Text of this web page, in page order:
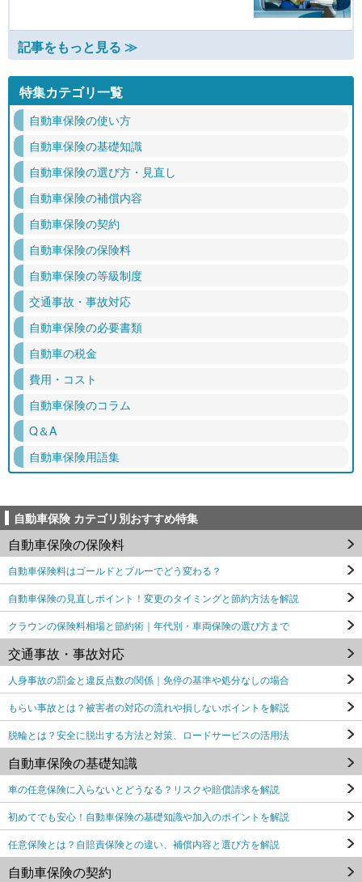
記事をもっと見る ≫
特集カテゴリ一覧
自動車保険の使い方
自動車保険の基礎知識
自動車保険の選び方・見直し
自動車保険の補償内容
自動車保険の契約
自動車保険の保険料
自動車保険の等級制度
交通事故・事故対応
自動車保険の必要書類
自動車の税金
費用・コスト
自動車保険のコラム
Q＆A
自動車保険用語集
自動車保険 カテゴリ別おすすめ特集
自動車保険の保険料
自動車保険料はゴールドとブルーでどう変わる？
自動車保険の見直しポイント！変更のタイミングと節約方法を解説
クラウンの保険料相場と節約術｜年代別・車両保険の選び方まで
交通事故・事故対応
人身事故の罰金と違反点数の関係｜免停の基準や処分なしの場合
もらい事故とは？被害者の対応の流れや損しないポイントを解説
脱輪とは？安全に脱出する方法と対策、ロードサービスの活用法
自動車保険の基礎知識
車の任意保険に入らないとどうなる？リスクや賠償請求を解説
初めてでも安心！自動車保険の基礎知識や加入のポイントを解説
任意保険とは？自賠責保険との違い、補償内容と選び方を解説
自動車保険の契約